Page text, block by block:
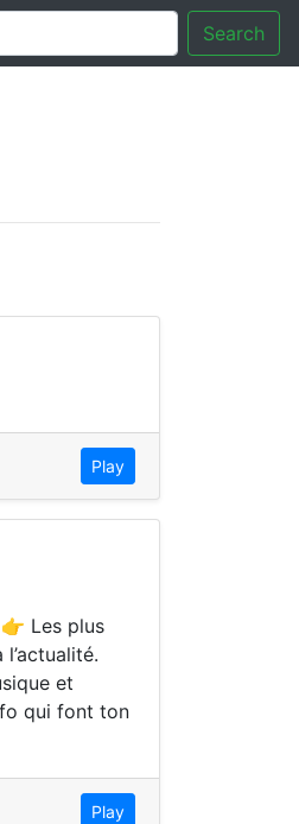
Search
Play
Les plus
et
qui font ton
Play